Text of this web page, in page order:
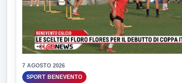
7 AGOSTO 2026
SPORT BENEVENTO